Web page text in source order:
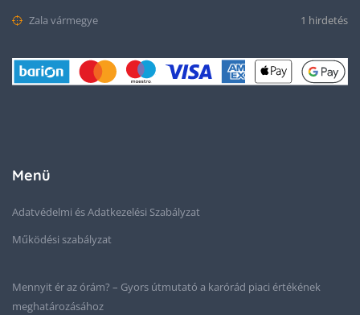
Zala vármegye 1 hirdetés
Menü
Adatvédelmi és Adatkezelési Szabályzat
Működési szabályzat
Mennyit ér az órám? – Gyors útmutató a karórád piaci értékének
meghatározásához